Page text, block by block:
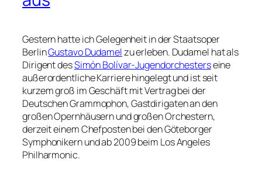
Gestern hatte ich Gelegenheit in der Staatsoper
BerlinGustavo Dudamelzu erleben. Dudamel hat als
Dirigent desSimón Bolívar-Jugendorchesterseine
außerordentliche Karriere hingelegt und ist seit
kurzem groß im Geschäft mit Vertrag bei der
Deutschen Grammophon, Gastdirigaten an den
großen Opernhäusern und großen Orchestern,
derzeit einem Chefposten bei den Göteborger
Symphonikern und ab 2009 beim Los Angeles
Philharmonic.